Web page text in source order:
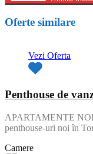
Oferte similare
Vezi Oferta
Penthouse de
APARTAMENTE
penthouse-uri noi în
Camere